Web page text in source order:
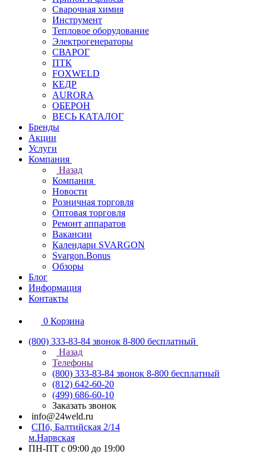
Сварочная химия
Инструмент
Тепловое оборудование
Электрогенераторы
СВАРОГ
ПТК
FOXWELD
КЕДР
AURORA
ОБЕРОН
ВЕСЬ КАТАЛОГ
Бренды
Акции
Услуги
Компания
Назад
Компания
Новости
Розничная торговля
Оптовая торговля
Ремонт аппаратов
Вакансии
Календари SVARGON
Svargon.Bonus
Обзоры
Блог
Информация
Контакты
0 Корзина
(800) 333-83-84 звонок 8-800 бесплатный
Назад
Телефоны
(800) 333-83-84 звонок 8-800 бесплатный
(812) 642-60-20
(499) 686-60-10
Заказать звонок
info@24weld.ru
СПб, Балтийская 2/14
м.Нарвская
ПН-ПТ с 09:00 до 19:00